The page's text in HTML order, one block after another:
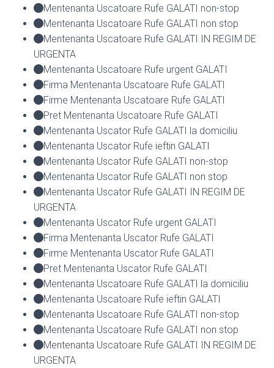
Mentenanta Uscatoare Rufe GALATI non-stop
Mentenanta Uscatoare Rufe GALATI non stop
Mentenanta Uscatoare Rufe GALATI IN REGIM DE
URGENTA
Mentenanta Uscatoare Rufe urgent GALATI
Firma Mentenanta Uscatoare Rufe GALATI
Firme Mentenanta Uscatoare Rufe GALATI
Pret Mentenanta Uscatoare Rufe GALATI
Mentenanta Uscator Rufe GALATI la domiciliu
Mentenanta Uscator Rufe ieftin GALATI
Mentenanta Uscator Rufe GALATI non-stop
Mentenanta Uscator Rufe GALATI non stop
Mentenanta Uscator Rufe GALATI IN REGIM DE
URGENTA
Mentenanta Uscator Rufe urgent GALATI
Firma Mentenanta Uscator Rufe GALATI
Firme Mentenanta Uscator Rufe GALATI
Pret Mentenanta Uscator Rufe GALATI
Mentenanta Uscatoare Rufe GALATI la domiciliu
Mentenanta Uscatoare Rufe ieftin GALATI
Mentenanta Uscatoare Rufe GALATI non-stop
Mentenanta Uscatoare Rufe GALATI non stop
Mentenanta Uscatoare Rufe GALATI IN REGIM DE
URGENTA